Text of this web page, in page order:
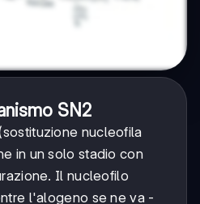
SN2
nucleofila
in un solo stadio con
Il nucleofilo
l'alogeno se ne va -